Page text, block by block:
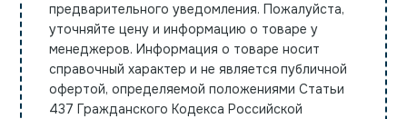
предварительного уведомления. Пожалуйста,
уточняйте цену и информацию о товаре у
менеджеров. Информация о товаре носит
справочный характер и не является публичной
офертой, определяемой положениями Статьи
437 Гражданского Кодекса Российской